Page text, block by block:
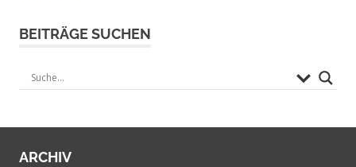
BEITRÄGE SUCHEN
ARCHIV